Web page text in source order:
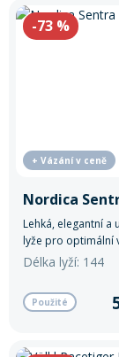
-73 %
+ Vázání v ceně
Nordica
Lehká, elegantní a
lyže pro optimální
sjezdovce.
Délka lyží: 144
Použité